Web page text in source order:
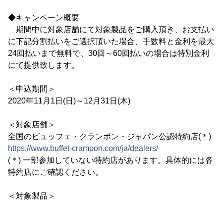
◆キャンペーン概要
期間中に対象店舗にて対象製品をご購入頂き、お支払い
に下記分割払いをご選択頂いた場合、手数料と金利を最大
24回払いまで無料で、30回～60回払いの場合は特別金利
にて提供致します。
＜申込期間＞
2020年11月1日(日)～12月31日(木)
＜対象店舗＞
全国のビュッフェ・クランポン・ジャパン公認特約店(＊)
https://www.buffet-crampon.com/ja/dealers/
(＊) 一部参加していない特約店があります。具体的には各
特約店にご確認ください。
＜対象製品＞